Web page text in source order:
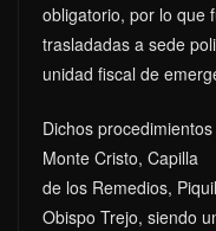
obligatorio, por lo que
trasladadas a sede
unidad fiscal de
Dichos
Monte Cristo, Capilla
de los Remedios,
Obispo Trejo, siendo